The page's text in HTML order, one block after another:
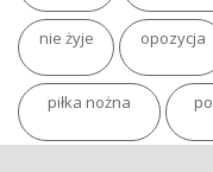
nie żyje opozycja
piłka nożna